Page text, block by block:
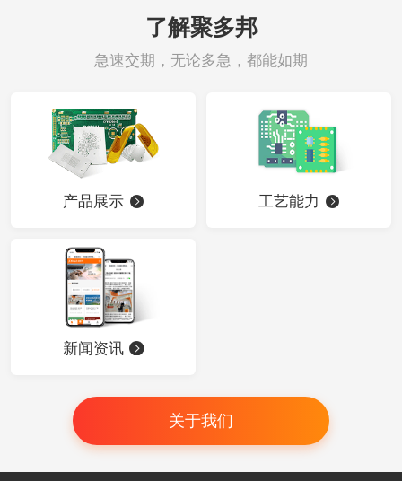
了解聚多邦
急速交期，无论多急，都能如期
产品展示 工艺能力
新闻资讯
关于我们